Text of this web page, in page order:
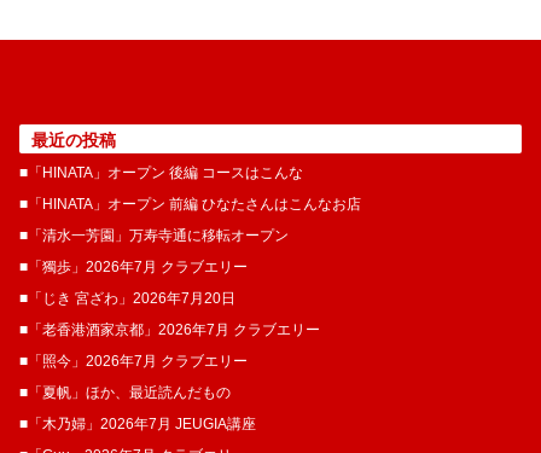
最近の投稿
■「HINATA」オープン 後編 コースはこんな
■「HINATA」オープン 前編 ひなたさんはこんなお店
■「清水一芳園」万寿寺通に移転オープン
■「獨歩」2026年7月 クラブエリー
■「じき 宮ざわ」2026年7月20日
■「老香港酒家京都」2026年7月 クラブエリー
■「照今」2026年7月 クラブエリー
■「夏帆」ほか、最近読んだもの
■「木乃婦」2026年7月 JEUGIA講座